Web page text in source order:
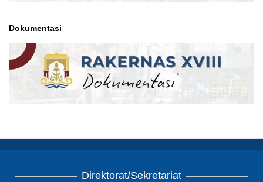
Dokumentasi
Direktorat/Sekretariat